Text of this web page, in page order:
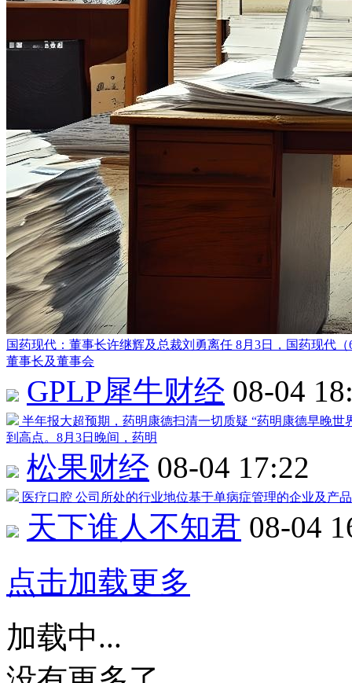
国药现代 ：董事长许继辉及总裁刘勇离任 8月3日， 国药现代 （
董事长及董事会
GPLP犀牛财经 08-04
半年报大超预期， 药明康德扫清一切质疑 “药明康德早晚世
到高点。8月3日晚间，药明
松果财经 08-04 17:22
医疗口腔 公司所处的行业地位基于单病症管理的企业及产
天下谁人不知君 08-04
点击加载更多
加载中...